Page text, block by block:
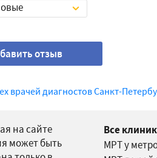
отзыв
врачей диагностов Санкт-
на сайте
может быть
Все
МРТ у